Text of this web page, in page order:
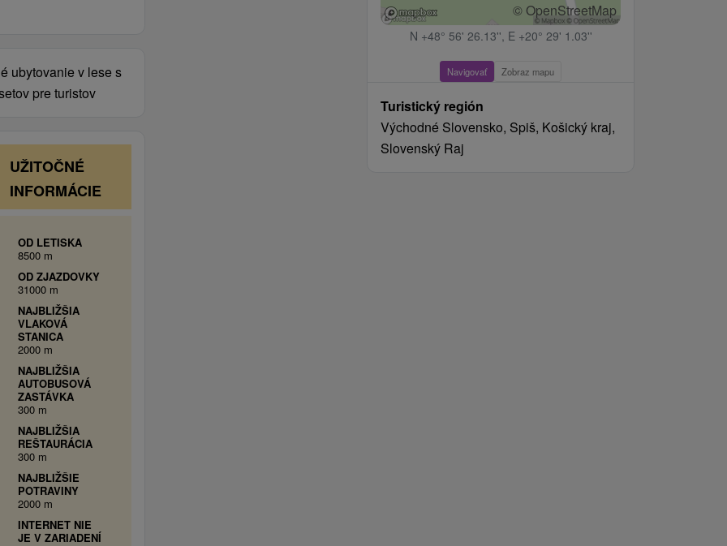
© OpenStreetMap
N +48° 56' 26.13'', E +20° 29' 1.03''
Navigovať Zobraz mapu
Turistický región
Východné Slovensko, Spiš, Košický kraj,
Slovenský Raj
ubytovanie v lese s
pre turistov
UŽITOČNÉ
INFORMÁCIE
OD LETISKA
8500 m
OD ZJAZDOVKY
31000 m
NAJBLIŽŠIA
VLAKOVÁ
STANICA
2000 m
NAJBLIŽŠIA
AUTOBUSOVÁ
ZASTÁVKA
300 m
NAJBLIŽŠIA
REŠTAURÁCIA
300 m
NAJBLIŽŠIE
POTRAVINY
2000 m
INTERNET NIE
JE V ZARIADENÍ